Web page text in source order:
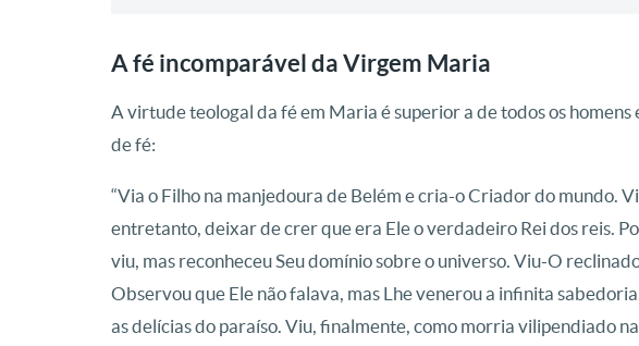
A fé incomparável da Virgem Maria
A virtude teologal da fé em Maria é superior a de todos os homens
de fé:
“Via o Filho na manjedoura de Belém e cria-o Criador do mundo.
entretanto, deixar de crer que era Ele o verdadeiro Rei dos reis.
viu, mas reconheceu Seu domínio sobre o universo. Viu-O
Observou que Ele não falava, mas Lhe venerou a infinita
as delícias do paraíso. Viu, finalmente, como morria vilipendiado